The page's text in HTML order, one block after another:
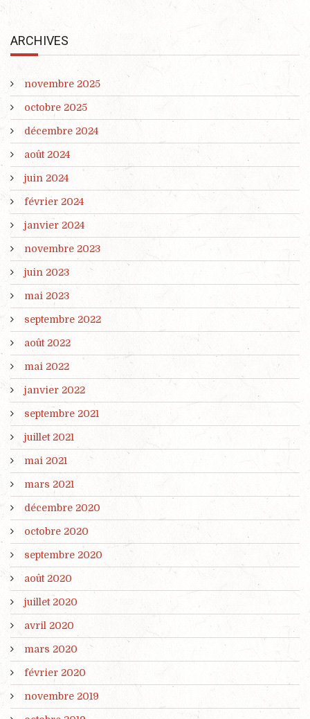
ARCHIVES
novembre 2025
octobre 2025
décembre 2024
août 2024
juin 2024
février 2024
janvier 2024
novembre 2023
juin 2023
mai 2023
septembre 2022
août 2022
mai 2022
janvier 2022
septembre 2021
juillet 2021
mai 2021
mars 2021
décembre 2020
octobre 2020
septembre 2020
août 2020
juillet 2020
avril 2020
mars 2020
février 2020
novembre 2019